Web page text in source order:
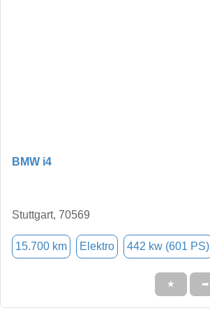
BMW i4
Stuttgart, 70569
15.700 km Elektro 442 kw (601 PS)
★ ➦